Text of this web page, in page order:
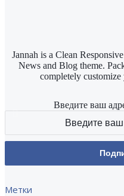
Jannah is a Clean
News and Blog theme.
completely
Введите ваш
Метки